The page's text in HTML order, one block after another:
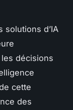
solutions d’IA
décisions
cette
des